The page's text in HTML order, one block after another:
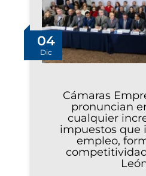
04
Dic
Cámaras
pronuncian
cualquier
impuestos que
empleo,